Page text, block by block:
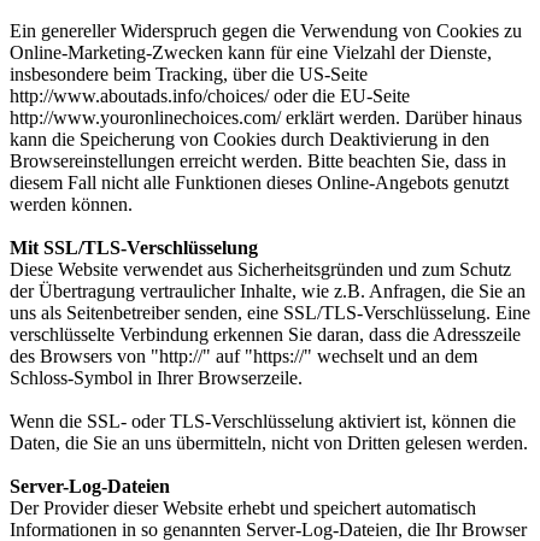
Ein genereller Widerspruch gegen die Verwendung von Cookies zu
Online-Marketing-Zwecken kann für eine Vielzahl der Dienste,
insbesondere beim Tracking, über die US-Seite
http://www.aboutads.info/choices/ oder die EU-Seite
http://www.youronlinechoices.com/ erklärt werden. Darüber hinaus
kann die Speicherung von Cookies durch Deaktivierung in den
Browsereinstellungen erreicht werden. Bitte beachten Sie, dass in
diesem Fall nicht alle Funktionen dieses Online-Angebots genutzt
werden können.
Mit SSL/TLS-Verschlüsselung
Diese Website verwendet aus Sicherheitsgründen und zum Schutz
der Übertragung vertraulicher Inhalte, wie z.B. Anfragen, die Sie an
uns als Seitenbetreiber senden, eine SSL/TLS-Verschlüsselung. Eine
verschlüsselte Verbindung erkennen Sie daran, dass die Adresszeile
des Browsers von "http://" auf "https://" wechselt und an dem
Schloss-Symbol in Ihrer Browserzeile.
Wenn die SSL- oder TLS-Verschlüsselung aktiviert ist, können die
Daten, die Sie an uns übermitteln, nicht von Dritten gelesen werden.
Server-Log-Dateien
Der Provider dieser Website erhebt und speichert automatisch
Informationen in so genannten Server-Log-Dateien, die Ihr Browser